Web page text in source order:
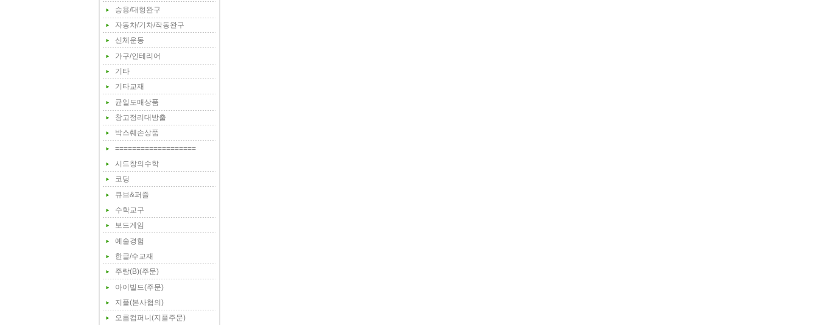
승용/대형완구
자동차/기차/작동완구
신체운동
가구/인테리어
기타
기타교재
균일도매상품
창고정리대방출
박스훼손상품
===================
시드창의수학
코딩
큐브&퍼즐
수학교구
보드게임
예술경험
한글/수교재
주랑(B)(주문)
아이빌드(주문)
지플(본사협의)
오름컴퍼니(지플주문)